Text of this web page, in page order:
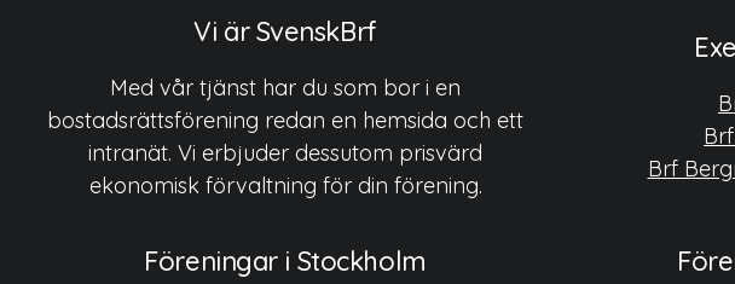
Vi är SvenskBrf
Med vår tjänst har du som bor i en
bostadsrättsförening redan en hemsida och ett
intranät. Vi erbjuder dessutom prisvärd
ekonomisk förvaltning för din förening.
Brf
Föreningar i Stockholm